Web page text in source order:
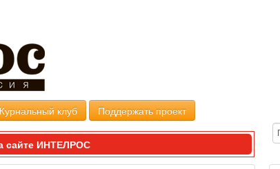
клуб Поддержать проект
сайте ИНТЕЛРОС